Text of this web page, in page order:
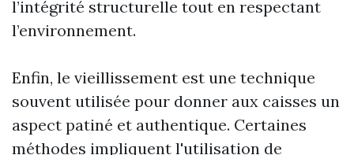
l’intégrité structurelle tout en respectant
l’environnement.
Enfin, le vieillissement est une technique
souvent utilisée pour donner aux caisses un
aspect patiné et authentique. Certaines
méthodes impliquent l'utilisation de